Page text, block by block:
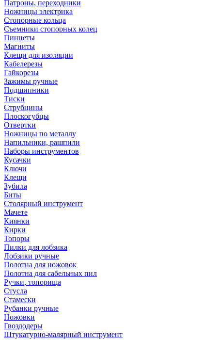
Патроны, переходники
Ножницы электрика
Стопорные кольца
Съемники стопорных колец
Пинцеты
Магниты
Клещи для изоляции
Кабелерезы
Гайкорезы
Зажимы ручные
Подшипники
Тиски
Струбцины
Плоскогубцы
Отвертки
Ножницы по металлу
Напильники, рашпили
Наборы инструментов
Кусачки
Ключи
Клещи
Зубила
Биты
Столярный инструмент
Мачете
Киянки
Кирки
Топоры
Пилки для лобзика
Лобзики ручные
Полотна для ножовок
Полотна для сабельных пил
Ручки, топорища
Стусла
Стамески
Рубанки ручные
Ножовки
Гвоздодеры
Штукатурно-малярный инструмент